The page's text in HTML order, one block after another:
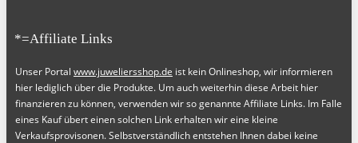
*=Affiliate Links
Unser Portal www.juweliersshop.de ist kein Onlineshop, wir informieren
hier lediglich über die Produkte. Um auch weiterhin diese Arbeit hier
finanzieren zu können, verwenden wir so genannte Affiliate Links. Im Falle
eines Kauf übert einen solchen Link erhalten wir eine kleine
Verkaufsprovisonen. Selbstverständlich entstehen Ihnen dabei keine